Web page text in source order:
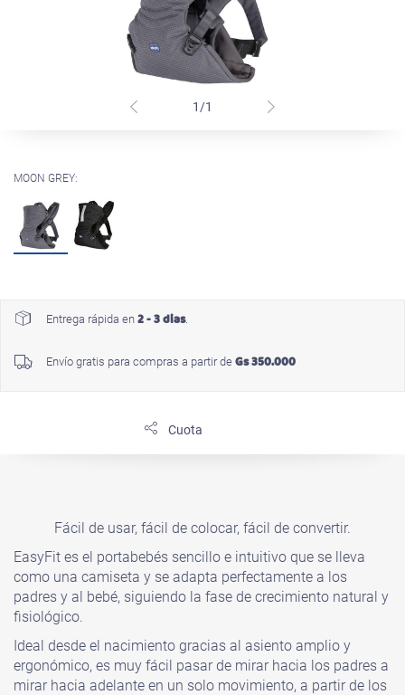
1/1
MOON GREY:
Entrega rápida en 2 - 3 dias.
Envío gratis para compras a partir de Gs 350.000
Cuota
Fácil de usar, fácil de colocar, fácil de convertir.
EasyFit es el portabebés sencillo e intuitivo que se lleva
como una camiseta y se adapta perfectamente a los
padres y al bebé, siguiendo la fase de crecimiento natural y
fisiológico.
Ideal desde el nacimiento gracias al asiento amplio y
ergonómico, es muy fácil pasar de mirar hacia los padres a
mirar hacia adelante en un solo movimiento, a partir de los